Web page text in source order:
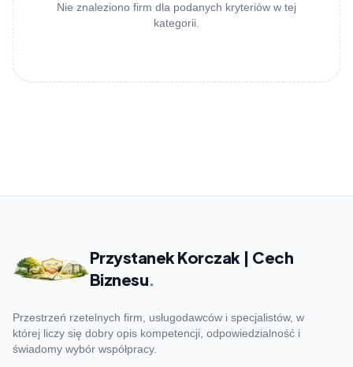
Nie znaleziono firm dla podanych kryteriów w tej
kategorii.
Przystanek Korczak | Cech
Biznesu.
Przestrzeń rzetelnych firm, usługodawców i specjalistów, w
której liczy się dobry opis kompetencji, odpowiedzialność i
świadomy wybór współpracy.